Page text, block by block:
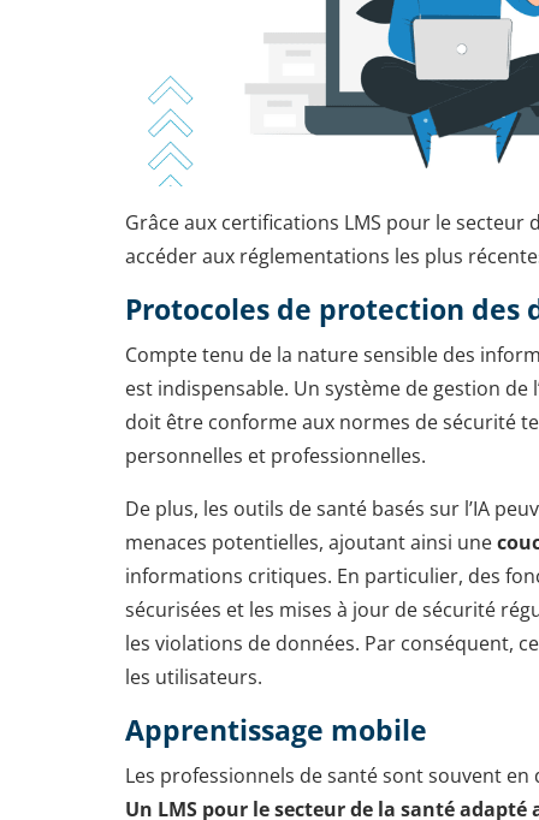
Grâce aux certifications LMS pour le
accéder aux réglementations les plus
Protocoles de protection des
Compte tenu de la nature sensible des
est indispensable. Un système de gestion de
doit être conforme aux normes de sécurité
personnelles et professionnelles.
De plus, les outils de santé basés sur l’IA
menaces potentielles, ajoutant ainsi une
informations critiques. En particulier, des
sécurisées et les mises à jour de sécurité
les violations de données. Par conséquent,
les utilisateurs.
Apprentissage mobile
Les professionnels de santé sont souvent
Un LMS pour le secteur de la santé adapté